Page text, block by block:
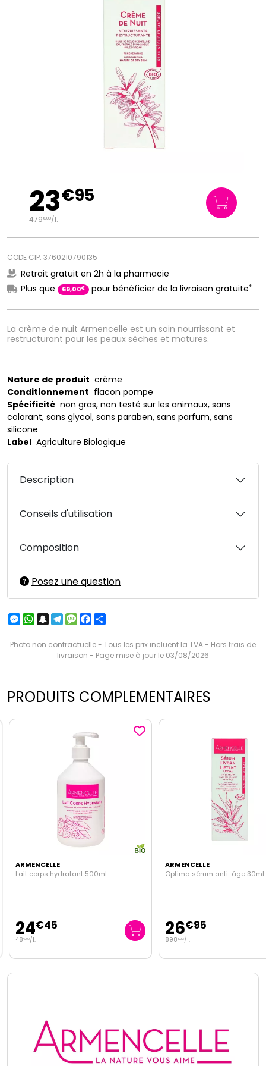
La crème de nuit Armencelle est un soin nourrissant et
restructurant pour les peaux sèches et matures.
23€95
479€00/l.
CODE CIP: 3760210790135
Retrait gratuit en 2h à la pharmacie
Plus que
69,00€ pour bénéficier de la livraison gratuite*
Nature de produit crème
Conditionnement flacon pompe
Spécificité non gras, non testé sur les animaux, sans
colorant, sans glycol, sans paraben, sans parfum, sans
silicone
Label Agriculture Biologique
Description
Conseils d'utilisation
Composition
Posez une question
Messenger
WhatsApp
Snapchat
Telegram
MessageFacebook
Photo non contractuelle - Tous les prix incluent la TVA - Hors frais de
livraison - Page mise à jour le 03/08/2026
PRODUITS COMPLEMENTAIRES
ARMENCELLE
Lait corps hydratant 500ml
24€45
48€90/l.
ARMENCELLE
Optima sérum anti-âge 30ml
26€95
898€33/l.